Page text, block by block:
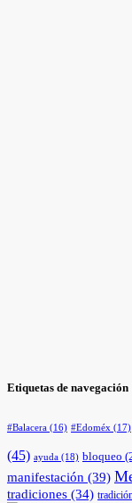
Etiquetas de navegación
#Balacera (16) #Edoméx (17)
(45) ayuda (18) bloqueo
manifestación (39)
tradiciones (34)